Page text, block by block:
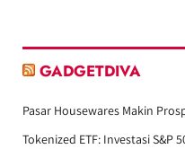
GADGETDIVA
Pasar Housewares Makin
Tokenized ETF: Investasi S&P